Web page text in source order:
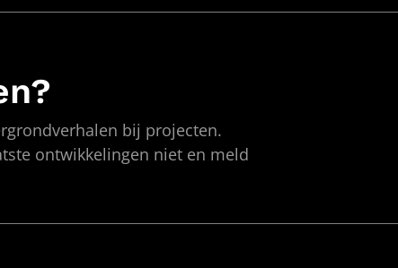
bij projecten.
ontwikkelingen niet en meld